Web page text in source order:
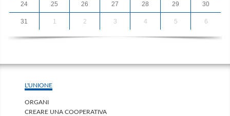
24 25 26 27 28 29 30
31 1 2 3 4 5 6
L'UNIONE
ORGANI
CREARE UNA COOPERATIVA